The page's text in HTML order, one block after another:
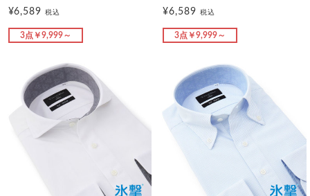
¥6,589税込
3点￥9,999～
¥6,589 税込
3点￥9,999～